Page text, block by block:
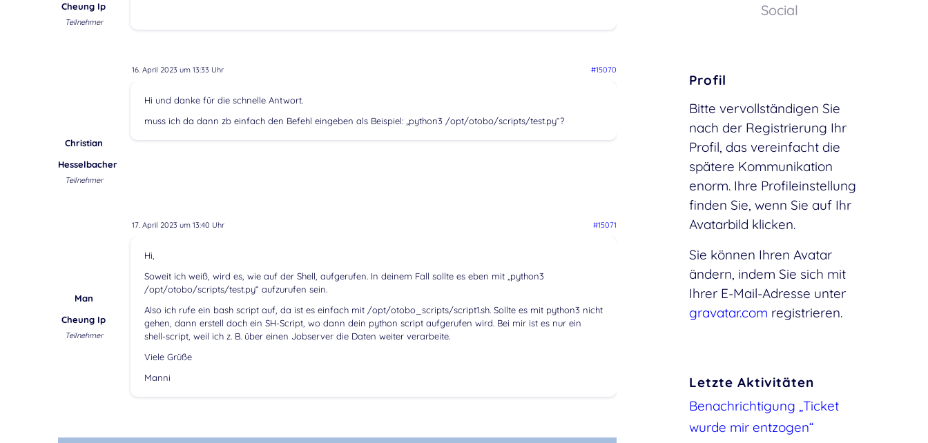
Cheung Ip
Teilnehmer
16. April 2023 um 13:33 Uhr #15070
Christian
Hesselbacher
Teilnehmer
Hi und danke für die schnelle Antwort.
muss ich da dann zb einfach den Befehl eingeben als Beispiel: „python3 /opt/otobo/scripts/test.py“?
17. April 2023 um 13:40 Uhr #15071
Man
Cheung Ip
Teilnehmer
Hi,
Soweit ich weiß, wird es, wie auf der Shell, aufgerufen. In deinem Fall sollte es eben mit „python3
/opt/otobo/scripts/test.py“ aufzurufen sein.
Also ich rufe ein bash script auf, da ist es einfach mit /opt/otobo_scripts/script1.sh. Sollte es mit python3 nicht
gehen, dann erstell doch ein SH-Script, wo dann dein python script aufgerufen wird. Bei mir ist es nur ein
shell-script, weil ich z. B. über einen Jobserver die Daten weiter verarbeite.
Viele Grüße
Manni
Social
Profil
Bitte vervollständigen Sie
nach der Registrierung Ihr
Profil, das vereinfacht die
spätere Kommunikation
enorm. Ihre Profileinstellung
finden Sie, wenn Sie auf Ihr
Avatarbild klicken.
Sie können Ihren Avatar
ändern, indem Sie sich mit
Ihrer E-Mail-Adresse unter
gravatar.com registrieren.
Letzte Aktivitäten
Benachrichtigung „Ticket
wurde mir entzogen“